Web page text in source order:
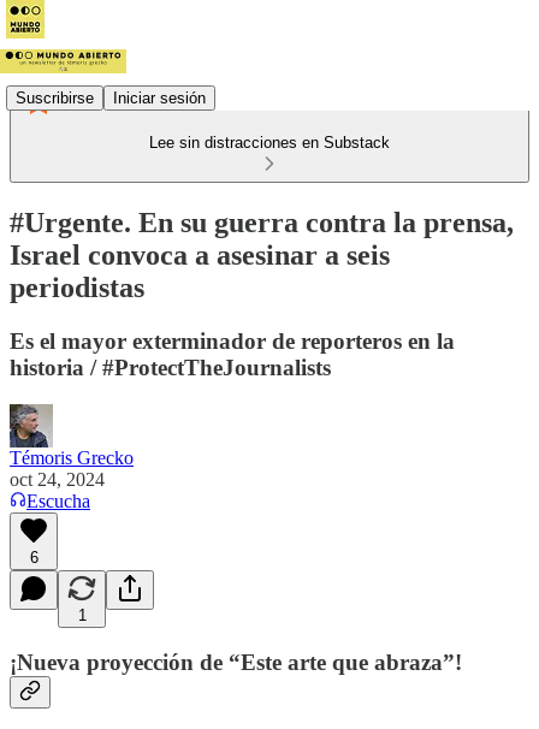
Suscribirse Iniciar sesión
Lee sin distracciones en Substack
#Urgente. En su guerra contra la prensa,
Israel convoca a asesinar a seis
periodistas
Es el mayor exterminador de reporteros en la
historia / #ProtectTheJournalists
Témoris Grecko
oct 24, 2024
Escucha
6
1
¡Nueva proyección de “Este arte que abraza”!